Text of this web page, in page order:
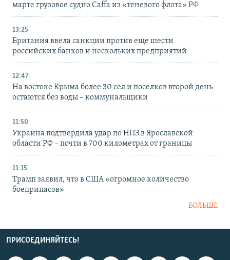
марте грузовое судно Caffa из «теневого флота» РФ
13:25
Британия ввела санкции против еще шести
российских банков и нескольких предприятий
12:47
На востоке Крыма более 30 сел и поселков второй день
остаются без воды – коммунальщики
11:50
Украина подтвердила удар по НПЗ в Ярославской
области РФ – почти в 700 километрах от границы
11:15
Трамп заявил, что в США «огромное количество
боеприпасов»
БОЛЬШЕ
ПРИСОЕДИНЯЙТЕСЬ!